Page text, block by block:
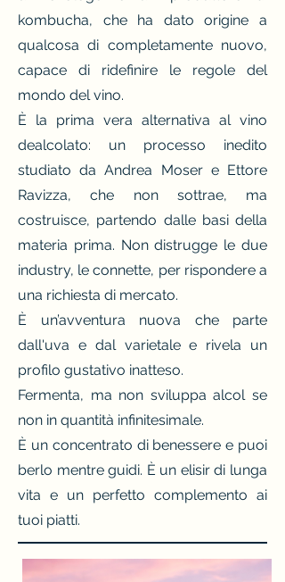
kombucha, che ha dato origine a
qualcosa di completamente nuovo,
capace di ridefinire le regole del
mondo del vino.
È la prima vera alternativa al vino
dealcolato: un processo inedito
studiato da Andrea Moser e Ettore
Ravizza, che non sottrae, ma
costruisce, partendo dalle basi della
materia prima. Non distrugge le due
industry, le connette, per rispondere a
una richiesta di mercato.
È un’avventura nuova che parte
dall'uva e dal varietale e rivela un
profilo gustativo inatteso.
Fermenta, ma non sviluppa alcol se
non in quantità infinitesimale.
È un concentrato di benessere e puoi
berlo mentre guidi. È un elisir di lunga
vita e un perfetto complemento ai
tuoi piatti.